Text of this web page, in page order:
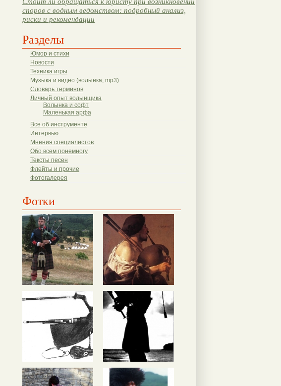
споров с водным ведомством: подробный анализ,
риски и рекомендации
Разделы
Юмор и стихи
Новости
Техника игры
Музыка и видео (волынка, mp3)
Словарь терминов
Личный опыт волынщика
Волынка и софт
Маленькая арфа
Все об инструменте
Интервью
Мнения специалистов
Обо всем понемногу
Тексты песен
Флейты и прочие
Фотогалерея
Фотки